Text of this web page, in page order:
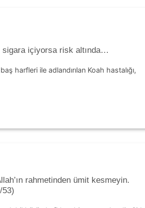
sigara içiyorsa risk altında…
harfleri ile adlandırılan Koah hastalığı,
rahmetinden ümit kesmeyin.
53)